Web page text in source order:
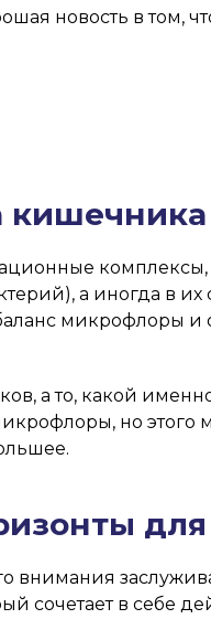
новость в том,
а иногда в
микрофлоры
а то, какой
но
внимания
сочетает в себе